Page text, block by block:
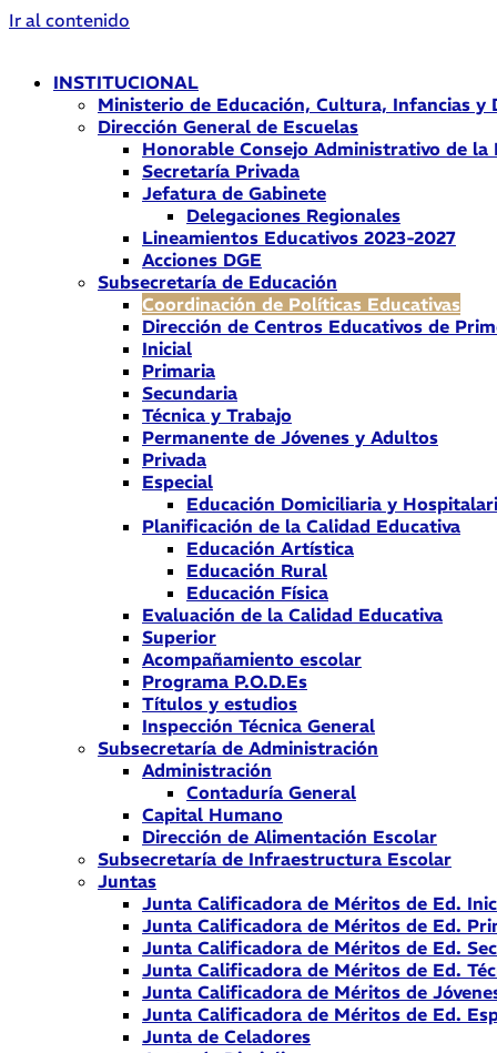
Ir al contenido
INSTITUCIONAL
Ministerio de Educación, Cultura, Infancias y
Dirección General de Escuelas
Honorable Consejo Administrativo de la
Secretaría Privada
Jefatura de Gabinete
Delegaciones Regionales
Lineamientos Educativos 2023-2027
Acciones DGE
Subsecretaría de Educación
Coordinación de Políticas Educativas
Dirección de Centros Educativos de
Inicial
Primaria
Secundaria
Técnica y Trabajo
Permanente de Jóvenes y Adultos
Privada
Especial
Educación Domiciliaria y
Planificación de la Calidad Educativa
Educación Artística
Educación Rural
Educación Física
Evaluación de la Calidad Educativa
Superior
Acompañamiento escolar
Programa P.O.D.Es
Títulos y estudios
Inspección Técnica General
Subsecretaría de Administración
Administración
Contaduría General
Capital Humano
Dirección de Alimentación Escolar
Subsecretaría de Infraestructura Escolar
Juntas
Junta Calificadora de Méritos de Ed.
Junta Calificadora de Méritos de Ed.
Junta Calificadora de Méritos de Ed.
Junta Calificadora de Méritos de Ed.
Junta Calificadora de Méritos de
Junta Calificadora de Méritos de Ed.
Junta de Celadores